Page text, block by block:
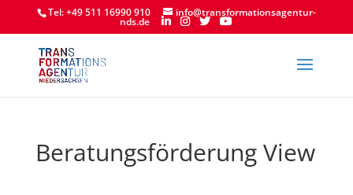
Tel: +49 511 16990 910 info@transformationsagentur-
nds.de
Beratungsförderung View